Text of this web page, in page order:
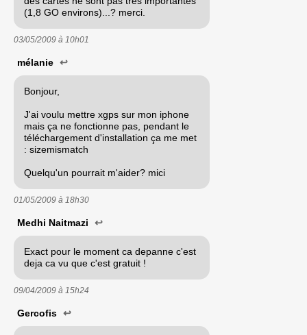
(1,8 GO environs)...? merci.
03/05/2009 à 10h01
mélanie ↩
Bonjour,
J'ai voulu mettre xgps sur mon iphone
mais ça ne fonctionne pas, pendant le
téléchargement d'installation ça me met
: sizemismatch
Quelqu'un pourrait m'aider? mici
01/05/2009 à 18h30
Medhi Naitmazi ↩
Exact pour le moment ca depanne c'est
deja ca vu que c'est gratuit !
09/04/2009 à 15h24
Gercofis ↩